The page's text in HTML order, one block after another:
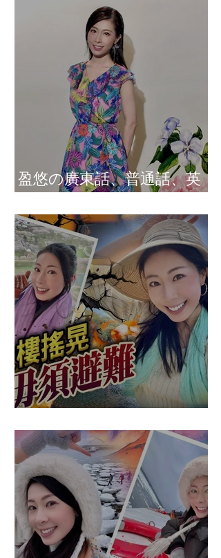
盈悠の廣東話、普通話、英